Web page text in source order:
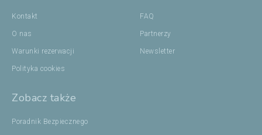
Kontakt
O nas
Warunki rezerwacji
Polityka cookies
FAQ
Partnerzy
Newsletter
Zobacz także
Poradnik Bezpiecznego